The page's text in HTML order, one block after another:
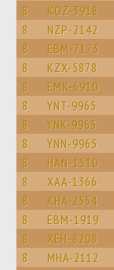
8 KOZ-3918
8 NZP-2142
8 EBM-7173
8 KZX-5878
8 EMK-6910
8 YNT-9965
8 YNK-9965
8 YNN-9965
8 HAN-1510
8 XAA-1366
8 KHA-2554
8 EBM-1919
8 XEH-8208
8 MHA-2112